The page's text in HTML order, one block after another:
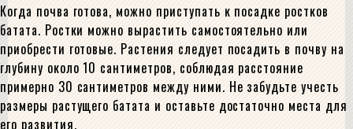
Когда почва готова, можно приступать к посадке ростков
батата. Ростки можно вырастить самостоятельно или
приобрести готовые. Растения следует посадить в почву на
глубину около 10 сантиметров, соблюдая расстояние
примерно 30 сантиметров между ними. Не забудьте учесть
размеры растущего батата и оставьте достаточно места для
его развития.